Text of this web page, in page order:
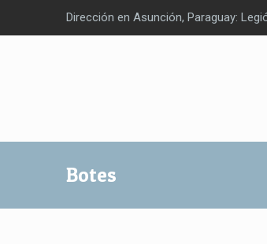
Dirección en Asunción, Paraguay:
Botes